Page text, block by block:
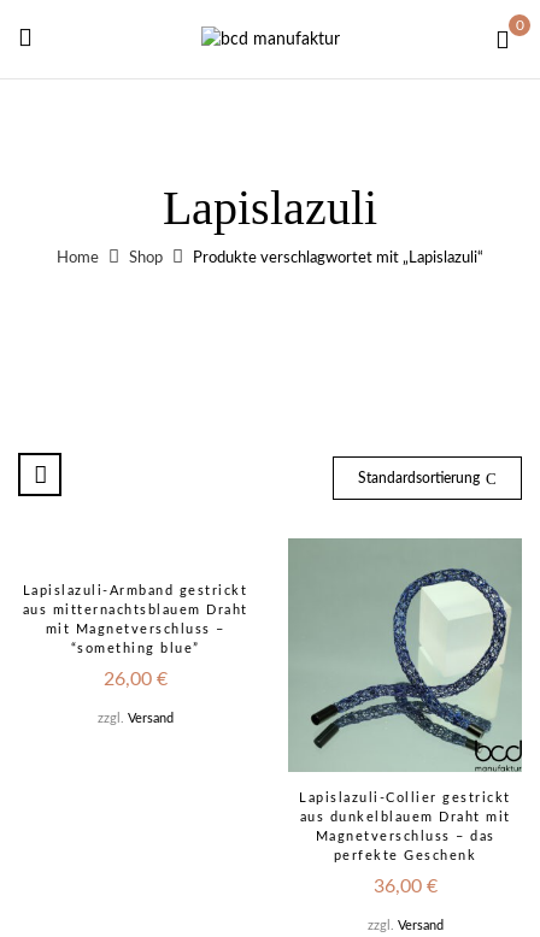
0
Lapislazuli
Home Shop Produkte verschlagwortet mit „Lapislazuli“
Standardsortierung
out!
Lapislazuli-Armband gestrickt
aus mitternachtsblauem Draht
mit Magnetverschluss –
“something blue”
26,00 €
zzgl. Versand
Lapislazuli-Collier gestrickt
aus dunkelblauem Draht mit
Magnetverschluss – das
perfekte Geschenk
36,00 €
zzgl. Versand